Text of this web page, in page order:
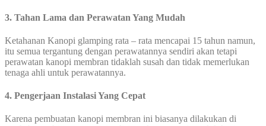
3. Tahan Lama dan Perawatan Yang Mudah
Ketahanan Kanopi glamping rata – rata mencapai 15 tahun namun,
itu semua tergantung dengan perawatannya sendiri akan tetapi
perawatan kanopi membran tidaklah susah dan tidak memerlukan
tenaga ahli untuk perawatannya.
4. Pengerjaan Instalasi Yang Cepat
Karena pembuatan kanopi membran ini biasanya dilakukan di